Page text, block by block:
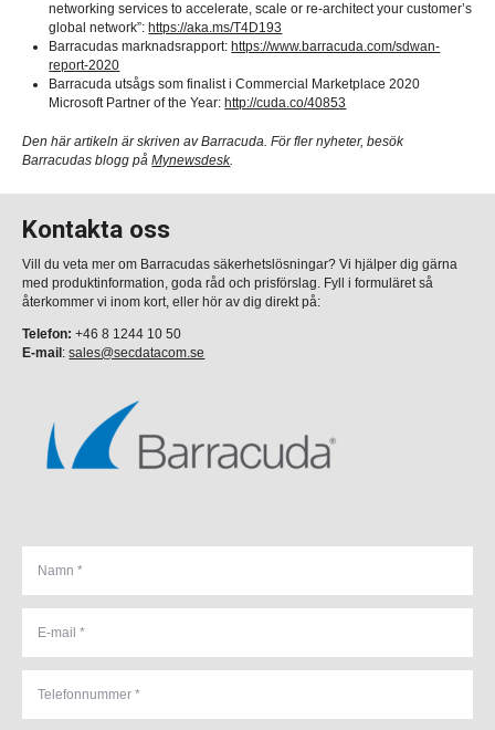
networking services to accelerate, scale or re-architect your customer’s
global network”: https://aka.ms/T4D193
Barracudas marknadsrapport: https://www.barracuda.com/sdwan-
report-2020
Barracuda utsågs som finalist i Commercial Marketplace 2020
Microsoft Partner of the Year: http://cuda.co/40853
Den här artikeln är skriven av Barracuda. För fler nyheter, besök
Barracudas blogg påMynewsdesk.
Kontakta oss
Vill du veta mer om Barracudas säkerhetslösningar? Vi hjälper dig gärna
med produktinformation, goda råd och prisförslag. Fyll i formuläret så
återkommer vi inom kort, eller hör av dig direkt på:
Telefon: +46 8 1244 10 50
E-mail :sales@secdatacom.se